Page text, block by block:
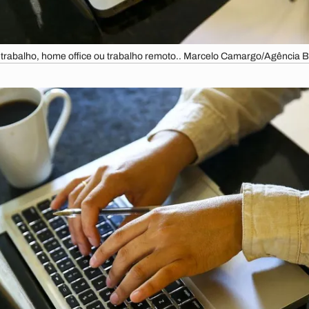
home office ou trabalho remoto.. Marcelo Camargo/Agência